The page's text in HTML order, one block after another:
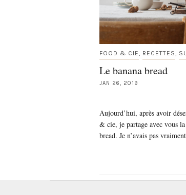
FOOD & CIE, RECETTES,
Le banana bread
JAN 26, 2019
Aujourd’hui, après avoir
& cie, je partage avec vous
bread. Je n’avais pas